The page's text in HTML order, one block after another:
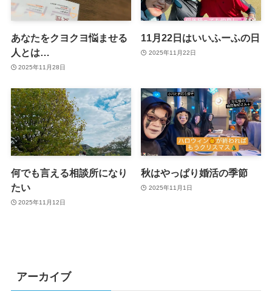
あなたをクヨクヨ悩ませる
人とは…
2025年11月28日
11月22日はいいふーふの日
2025年11月22日
何でも言える相談所になり
たい
2025年11月12日
秋はやっぱり婚活の季節
2025年11月1日
アーカイブ